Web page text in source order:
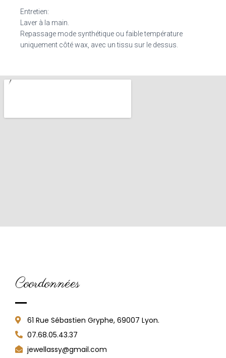
Entretien:
Laver à la main.
Repassage mode synthétique ou faible température
uniquement côté wax, avec un tissu sur le dessus.
Coordonnées
61 Rue Sébastien Gryphe, 69007 Lyon.
07.68.05.43.37
jewellassy@gmail.com